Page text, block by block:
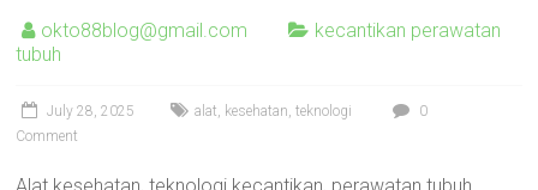
okto88blog@gmail.com
kecantikan perawatan
tubuh
July 28, 2025 alat, kesehatan,teknologi
0
Comment